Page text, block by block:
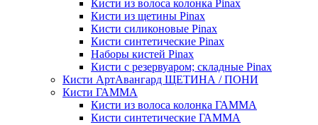
Кисти из волоса колонка Pinax
Кисти из щетины Pinax
Кисти силиконовые Pinax
Кисти синтетические Pinax
Наборы кистей Pinax
Кисти с резервуаром; складные Pinax
Кисти АртАвангард ЩЕТИНА / ПОНИ
Кисти ГАММА
Кисти из волоса колонка ГАММА
Кисти синтетические ГАММА